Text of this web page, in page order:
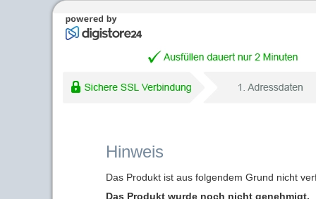
Hinweis
Das Produkt ist aus folgendem Grund nicht
Das Produkt wurde noch nicht genehmigt.